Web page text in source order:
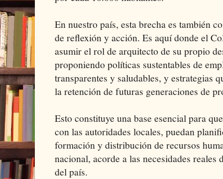
En nuestro país, esta brecha es también
de reflexión y acción. Es aquí donde el
asumir el rol de arquitecto de su propio
proponiendo políticas sustentables de
transparentes y saludables, y estrategias
la retención de futuras generaciones de
Esto constituye una base esencial para
con las autoridades locales, puedan
formación y distribución de recursos
nacional, acorde a las necesidades
del país.